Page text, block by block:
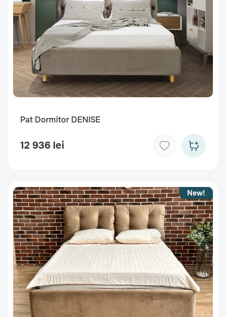
Pat Dormitor DENISE
12 936 lei
New!